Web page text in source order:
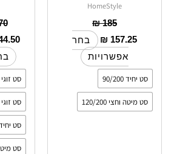
HomeStyle
₪185
₪ 157.25
בחר
אפשרויות
סט יחיד 90/200
סט מיטה וחצי 120/200
סט זוגי 160/200
סט זוגי
סט יחיד 90/
סט מיטה